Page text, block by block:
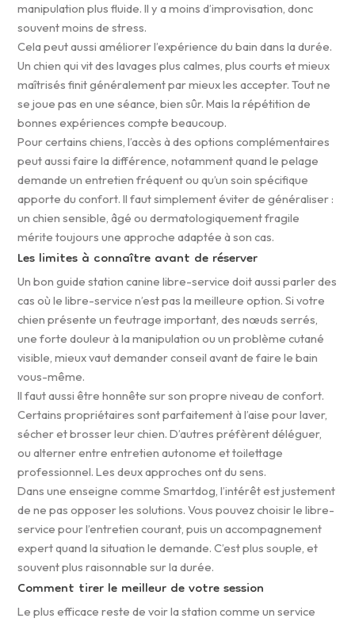
manipulation plus fluide. Il y a moins d’improvisation, donc
souvent moins de stress.
Cela peut aussi améliorer l’expérience du bain dans la durée.
Un chien qui vit des lavages plus calmes, plus courts et mieux
maîtrisés finit généralement par mieux les accepter. Tout ne
se joue pas en une séance, bien sûr. Mais la répétition de
bonnes expériences compte beaucoup.
Pour certains chiens, l’accès à des options complémentaires
peut aussi faire la différence, notamment quand le pelage
demande un entretien fréquent ou qu’un soin spécifique
apporte du confort. Il faut simplement éviter de généraliser :
un chien sensible, âgé ou dermatologiquement fragile
mérite toujours une approche adaptée à son cas.
Les limites à connaître avant de réserver
Un bon guide station canine libre-service doit aussi parler des
cas où le libre-service n’est pas la meilleure option. Si votre
chien présente un feutrage important, des nœuds serrés,
une forte douleur à la manipulation ou un problème cutané
visible, mieux vaut demander conseil avant de faire le bain
vous-même.
Il faut aussi être honnête sur son propre niveau de confort.
Certains propriétaires sont parfaitement à l’aise pour laver,
sécher et brosser leur chien. D’autres préfèrent déléguer,
ou alterner entre entretien autonome et toilettage
professionnel. Les deux approches ont du sens.
Dans une enseigne comme Smartdog, l’intérêt est justement
de ne pas opposer les solutions. Vous pouvez choisir le libre-
service pour l’entretien courant, puis un accompagnement
expert quand la situation le demande. C’est plus souple, et
souvent plus raisonnable sur la durée.
Comment tirer le meilleur de votre session
Le plus efficace reste de voir la station comme un service